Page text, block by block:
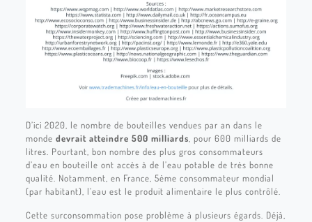
D’ici 2020, le nombre de bouteilles vendues par an dans le
monde devrait atteindre 500 milliards , pour 600 milliards de
litres. Pourtant, bon nombre des plus gros consommateurs
d’eau en bouteille ont accès à de l’eau potable de très bonne
qualité. Notamment, en France, 5ème consommateur mondial
(par habitant), l’eau est le produit alimentaire le plus contrôlé.
Cette surconsommation pose problème à plusieurs égards. Déjà,